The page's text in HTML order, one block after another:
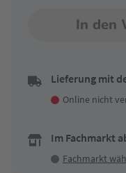
In den
Lieferung mit
Online nicht
Im Fachmarkt
Fachmarkt